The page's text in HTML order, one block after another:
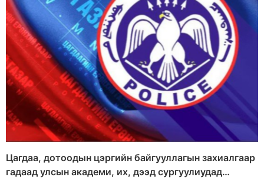
Цагдаа, дотоодын цэргийн байгууллагын захиалгаар
гадаад улсын академи, их, дээд сургуулиудад